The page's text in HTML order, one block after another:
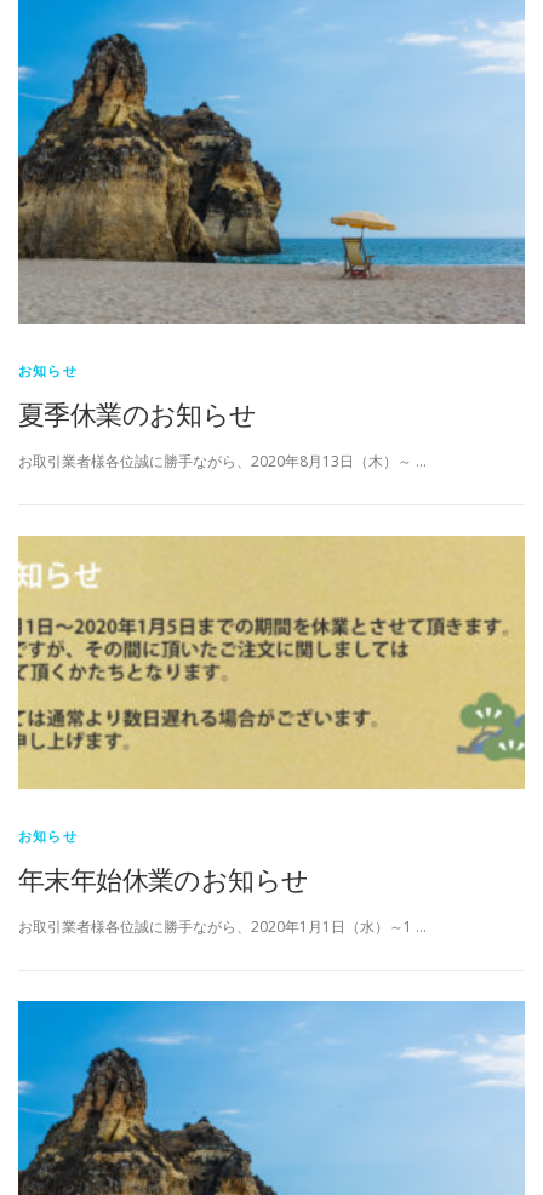
お知らせ
夏季休業のお知らせ
お取引業者様各位誠に勝手ながら、2020年8月13日（木）～ …
お知らせ
年末年始休業のお知らせ
お取引業者様各位誠に勝手ながら、2020年1月1日（水）～1 …